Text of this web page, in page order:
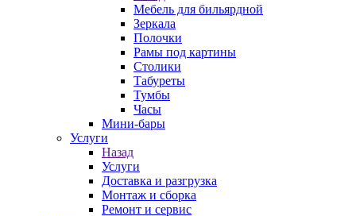
Мебель для бильярдной
Зеркала
Полочки
Рамы под картины
Столики
Табуреты
Тумбы
Часы
Мини-бары
Услуги
Назад
Услуги
Доставка и разгрузка
Монтаж и сборка
Ремонт и сервис